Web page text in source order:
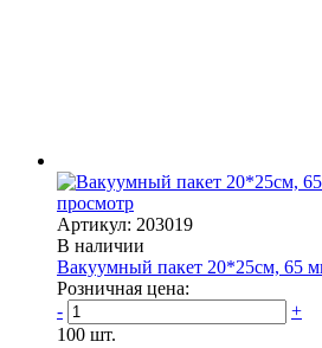
просмотр
Артикул: 203019
В наличии
Вакуумный пакет 20*25см, 65
Розничная цена:
-
+
100 шт.